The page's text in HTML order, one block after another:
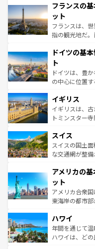
ませてくれる
なお、新着のイ
しい。
文化が根付く
れる闘牛、そ
る。首都マド
アートに溢れ
せる。地方に
ンテンツ一覧
フランスの
ット
フランスは、
指の観光地だ
で、幅広い魅
聖堂、美しい
から魅了する
れ、フランス
香り高いラベン
らに、パリ以
も豊かな歴史
を参照してほし
ドイツの基
ト
ドイツは、豊
の中心に位置
顔を持つこの国
ルリンの文化
してライン川
は、お酒好きな人に
ドイツ情報は
イギリス
イギリスは、
トミンスター
リアごとに異
ティー、ビー
戦など、本場
ンツ一覧を参
スイス
スイスの国土
な交通網が整
の建物がその
博物館もあり
ことができる。
者向けの交通
着のスイス情報は
アメリカの
ット
アメリカ合衆
東海岸の都市
のような巨大都
ンメントが詰
西部には大自
ハワイ
年間を通じて
ハワイは、ど